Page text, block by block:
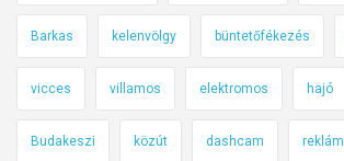
m
a
y
Barkas kelenvölgy büntetőfékezés
vicces villamos elektromos hajó
Budakeszi közút dashcam reklám